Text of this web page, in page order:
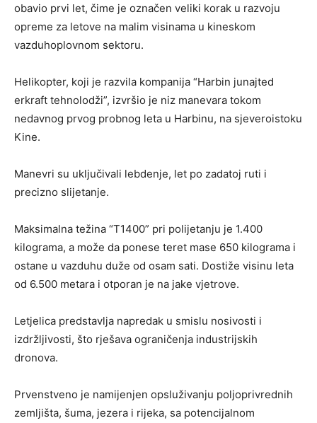
obavio prvi let, čime je označen veliki korak u razvoju
opreme za letove na malim visinama u kineskom
vazduhoplovnom sektoru.
Helikopter, koji je razvila kompanija “Harbin junajted
erkraft tehnolodži”, izvršio je niz manevara tokom
nedavnog prvog probnog leta u Harbinu, na sjeveroistoku
Kine.
Manevri su uključivali lebdenje, let po zadatoj ruti i
precizno slijetanje.
Maksimalna težina “T1400” pri polijetanju je 1.400
kilograma, a može da ponese teret mase 650 kilograma i
ostane u vazduhu duže od osam sati. Dostiže visinu leta
od 6.500 metara i otporan je na jake vjetrove.
Letjelica predstavlja napredak u smislu nosivosti i
izdržljivosti, što rješava ograničenja industrijskih
dronova.
Prvenstveno je namijenjen opsluživanju poljoprivrednih
zemljišta, šuma, jezera i rijeka, sa potencijalnom